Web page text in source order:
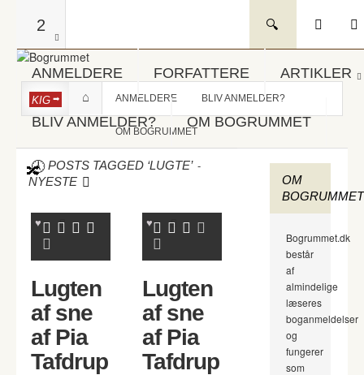
2
ANMELDERE FORFATTERE ARTIKLER
BLIV ANMELDER? OM BOGRUMMET
KIG ANMELDERE BLIV ANMELDER?
OM BOGRUMMET
POSTS TAGGED ‘LUGTE’ -
NYESTE
Lugten
af sne
af Pia
Tafdrup
Lugten
af sne
af Pia
Tafdrup
OM
BOGRUMMET
Bogrummet.dk
består
af
almindelige
læseres
boganmeldelser
og
fungerer
som